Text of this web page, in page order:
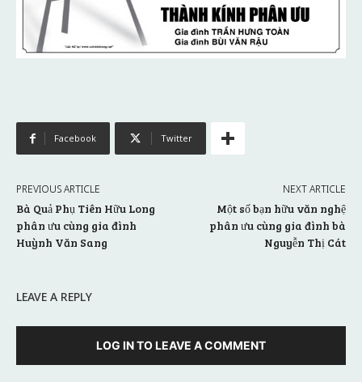
Facebook Twitter
PREVIOUS ARTICLE
Bà Quả Phụ Tiên Hữu Long
phân ưu cùng gia đình
Huỳnh Văn Sang
NEXT ARTICLE
Một số bạn hữu văn nghệ
phân ưu cùng gia đình bà
Nguyễn Thị Cát
LEAVE A REPLY
LOG IN TO LEAVE A COMMENT